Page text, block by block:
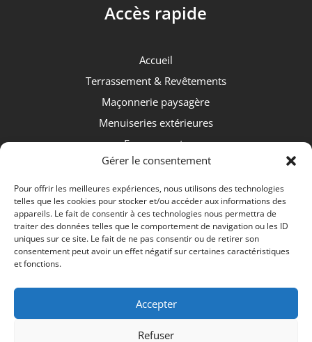
Gérer le consentement
Pour offrir les meilleures expériences, nous utilisons des technologies
telles que les cookies pour stocker et/ou accéder aux informations des
appareils. Le fait de consentir à ces technologies nous permettra de
traiter des données telles que le comportement de navigation ou les ID
uniques sur ce site. Le fait de ne pas consentir ou de retirer son
consentement peut avoir un effet négatif sur certaines caractéristiques
et fonctions.
Accepter
Refuser
Accès rapide
Accueil
Terrassement & Revêtements
Maçonnerie paysagère
Menuiseries extérieures
Espaces verts
Nos réalisations